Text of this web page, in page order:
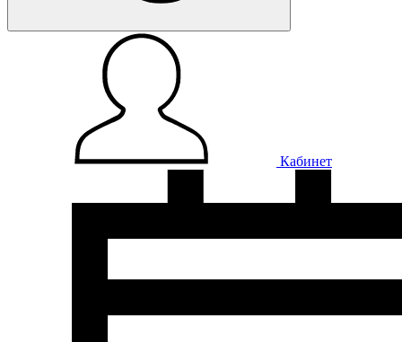
Кабинет